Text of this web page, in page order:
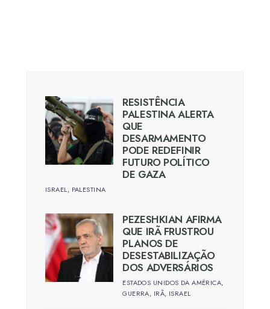
RESISTÊNCIA
PALESTINA ALERTA
QUE
DESARMAMENTO
PODE REDEFINIR
FUTURO POLÍTICO
DE GAZA
ISRAEL, PALESTINA
PEZESHKIAN AFIRMA
QUE IRÃ FRUSTROU
PLANOS DE
DESESTABILIZAÇÃO
DOS ADVERSÁRIOS
ESTADOS UNIDOS DA AMÉRICA,
GUERRA, IRÃ, ISRAEL